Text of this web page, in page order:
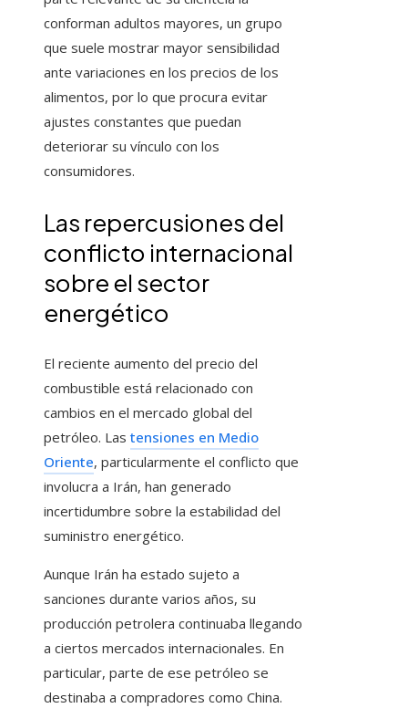
conforman adultos mayores, un grupo
que suele mostrar mayor sensibilidad
ante variaciones en los precios de los
alimentos, por lo que procura evitar
ajustes constantes que puedan
deteriorar su vínculo con los
consumidores.
Las repercusiones del
conflicto internacional
sobre el sector
energético
El reciente aumento del precio del
combustible está relacionado con
cambios en el mercado global del
petróleo. Las tensiones en Medio
Oriente, particularmente el conflicto que
involucra a Irán, han generado
incertidumbre sobre la estabilidad del
suministro energético.
Aunque Irán ha estado sujeto a
sanciones durante varios años, su
producción petrolera continuaba llegando
a ciertos mercados internacionales. En
particular, parte de ese petróleo se
destinaba a compradores como China.